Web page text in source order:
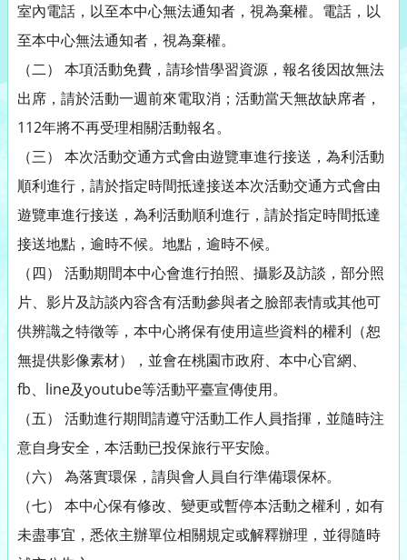
室內電話，以至本中心無法通知者，視為棄權。電話，以
至本中心無法通知者，視為棄權。
（二） 本項活動免費，請珍惜學習資源，報名後因故無法
出席，請於活動一週前來電取消；活動當天無故缺席者，
112年將不再受理相關活動報名。
（三） 本次活動交通方式會由遊覽車進行接送，為利活動
順利進行，請於指定時間抵達接送本次活動交通方式會由
遊覽車進行接送，為利活動順利進行，請於指定時間抵達
接送地點，逾時不候。地點，逾時不候。
（四） 活動期間本中心會進行拍照、攝影及訪談，部分照
片、影片及訪談內容含有活動參與者之臉部表情或其他可
供辨識之特徵等，本中心將保有使用這些資料的權利（恕
無提供影像素材），並會在桃園市政府、本中心官網、
fb、line及youtube等活動平臺宣傳使用。
（五） 活動進行期間請遵守活動工作人員指揮，並隨時注
意自身安全，本活動已投保旅行平安險。
（六） 為落實環保，請與會人員自行準備環保杯。
（七） 本中心保有修改、變更或暫停本活動之權利，如有
未盡事宜，悉依主辦單位相關規定或解釋辦理，並得隨時